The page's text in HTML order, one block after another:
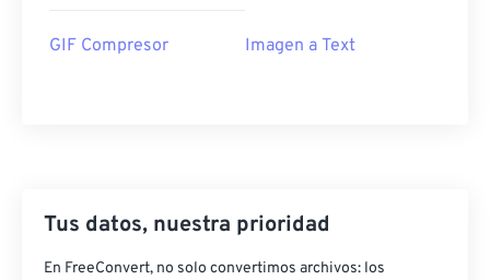
GIF Compresor Imagen a Text
Tus datos, nuestra prioridad
En FreeConvert, no solo convertimos archivos: los